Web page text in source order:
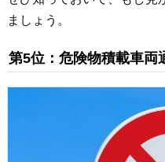
ましょう。
第5位：危険物積載車両